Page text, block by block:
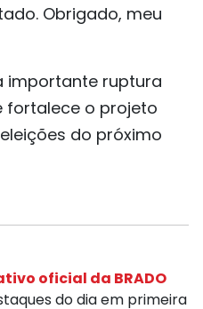
Obrigado, meu
importante ruptura
fortalece o projeto
do próximo
oficial da BRADO
do dia em primeira